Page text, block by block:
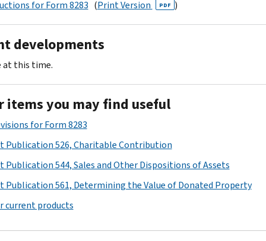
for Form 8283 (Print Version PDF )
developments
at this time.
items you may find useful
for Form 8283
Publication 526, Charitable Contribution
Publication 544, Sales and Other Dispositions of Assets
Publication 561, Determining the Value of Donated Property
current products